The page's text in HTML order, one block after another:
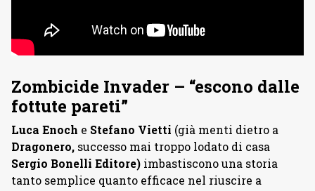
Zombicide Invader – “escono dalle
fottute pareti”
Luca Enoch e Stefano Vietti (già menti dietro a
Dragonero, successo mai troppo lodato di casa
Sergio Bonelli Editore) imbastiscono una storia
tanto semplice quanto efficace nel riuscire a